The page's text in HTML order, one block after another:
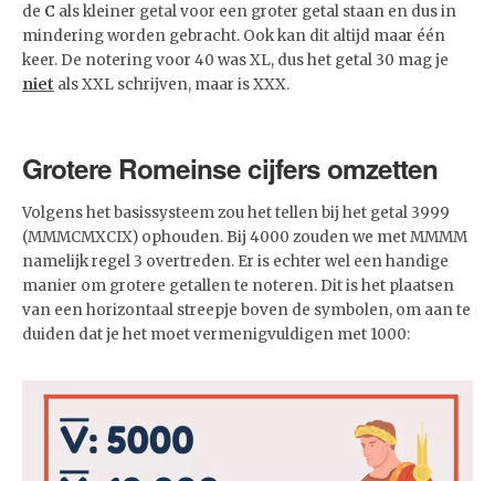
de C als kleiner getal voor een groter getal staan en dus in
mindering worden gebracht. Ook kan dit altijd maar één
keer. De notering voor 40 was XL, dus het getal 30 mag je
niet als XXL schrijven, maar is XXX.
Grotere Romeinse cijfers omzetten
Volgens het basissysteem zou het tellen bij het getal 3999
(MMMCMXCIX) ophouden. Bij 4000 zouden we met MMMM
namelijk regel 3 overtreden. Er is echter wel een handige
manier om grotere getallen te noteren. Dit is het plaatsen
van een horizontaal streepje boven de symbolen, om aan te
duiden dat je het moet vermenigvuldigen met 1000: